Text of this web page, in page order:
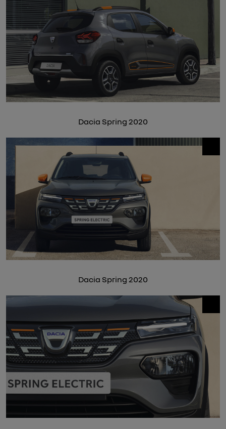
Dacia Spring 2020
Dacia Spring 2020